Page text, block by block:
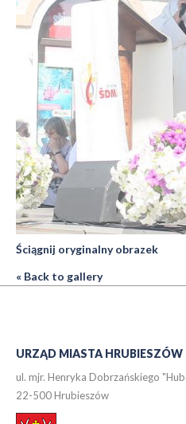
Ściągnij oryginalny obrazek
« Back to gallery
URZĄD MIASTA HRUBIESZÓW
ul. mjr. Henryka Dobrzańskiego
22-500 Hrubieszów